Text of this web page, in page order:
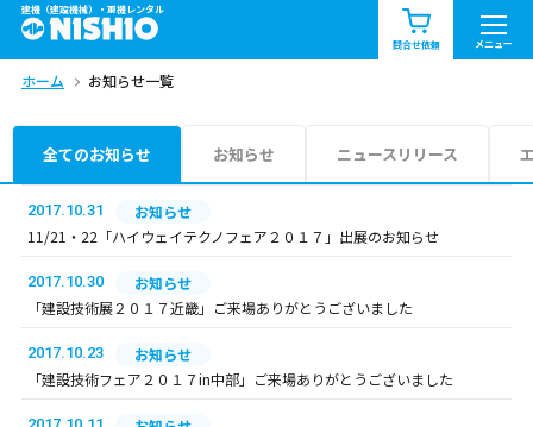
建機（建設機械）・重機レンタル
問合せ依頼 メニュー
商品一覧 お知らせ一覧
問合せ依頼リスト
エリア情報を見る
ホーム お知らせ一覧
全てのお知らせ お知らせ ニュースリリース
2017.10.31
お知らせ
11/21・22「ハイウェイテクノフェア２０１７」出展のお知らせ
2017.10.30
お知らせ
「建設技術展２０１７近畿」ご来場ありがとうございました
2017.10.23
お知らせ
「建設技術フェア２０１７in中部」ご来場ありがとうございました